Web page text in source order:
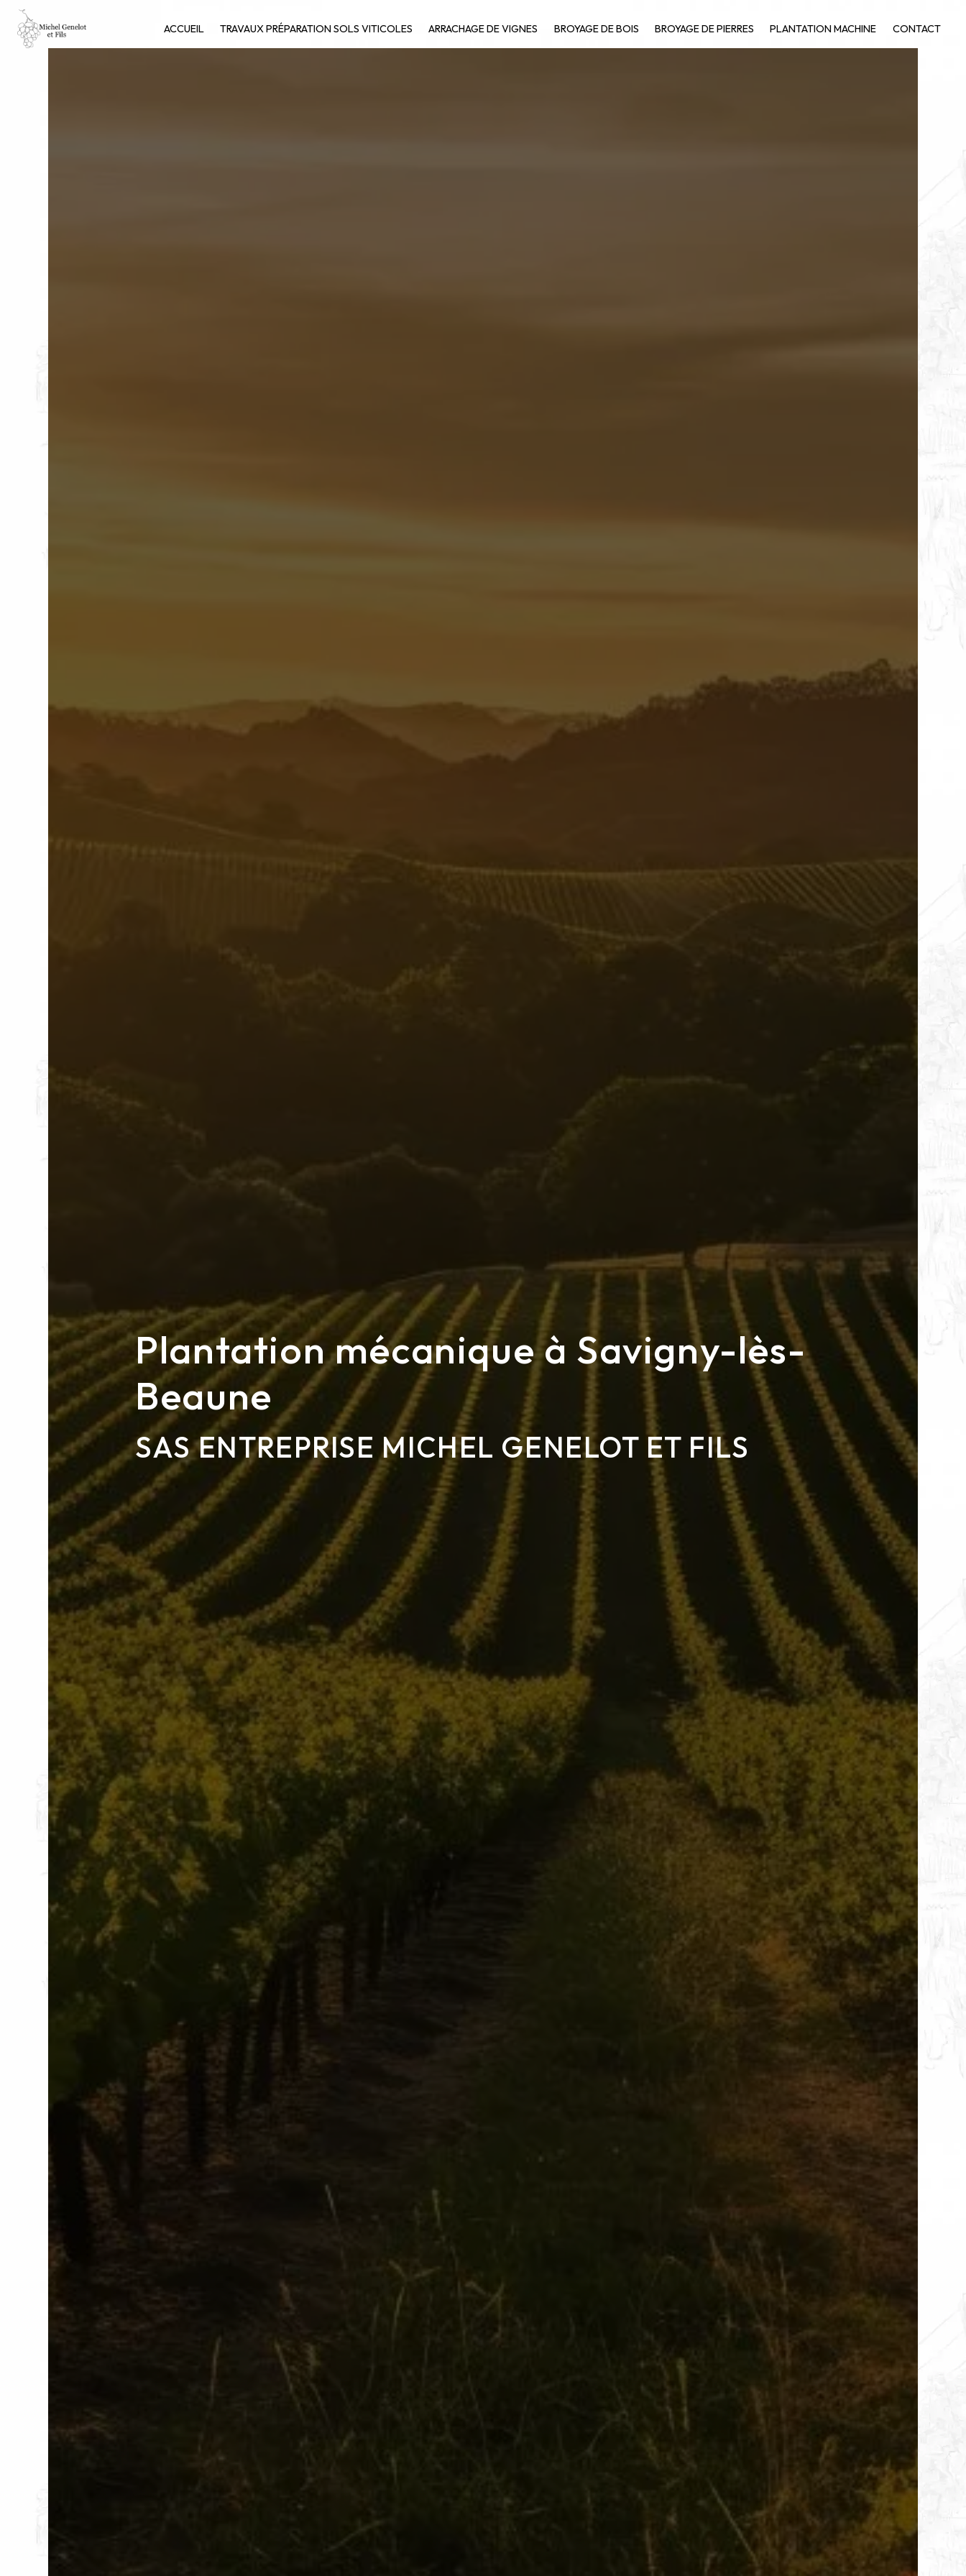
ACCUEIL TRAVAUX PRÉPARATION SOLS VITICOLES ARRACHAGE DE VIGNES BROYAGE DE BOIS BROYAGE DE PIERRES PLANTATION MACHINE CONTACT
Plantation mécanique à Savigny-lès-
Beaune
SAS ENTREPRISE MICHEL GENELOT ET FILS
Panneau de gestion des cookies